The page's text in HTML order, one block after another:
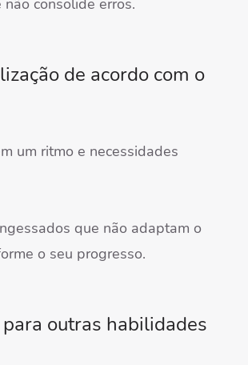
consolide erros.
de acordo com o
um ritmo e necessidades
que não adaptam o
o seu progresso.
outras habilidades